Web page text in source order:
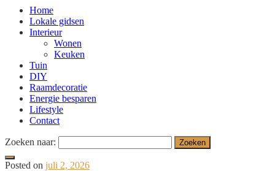
Home
Lokale gidsen
Interieur
Wonen
Keuken
Tuin
DIY
Raamdecoratie
Energie besparen
Lifestyle
Contact
Zoeken naar:
Posted on juli 2, 2026